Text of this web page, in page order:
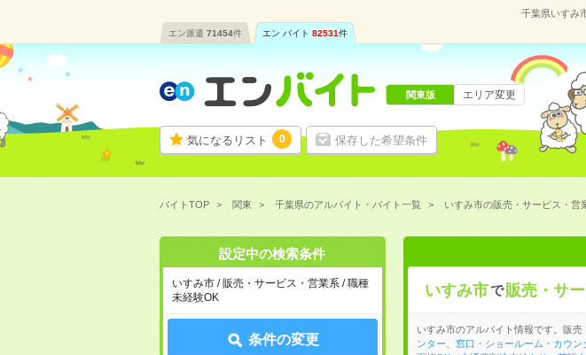
千葉県いすみ
エン派遣 71454件 エン バイト 82531件
気になるリスト 0 保存した希望条件
関東版 エリア変更
バイトTOP 関東 千葉県のアルバイト・バイト一覧 いすみ市の販売・サービス・営
設定中の検索条件
いすみ市 / 販売・サービス・営業系 / 職種
未経験OK
条件の変更
いすみ市で 販売・サ
いすみ市のアルバイト情報です。販売
ンター
窓口・ショールーム・カウン